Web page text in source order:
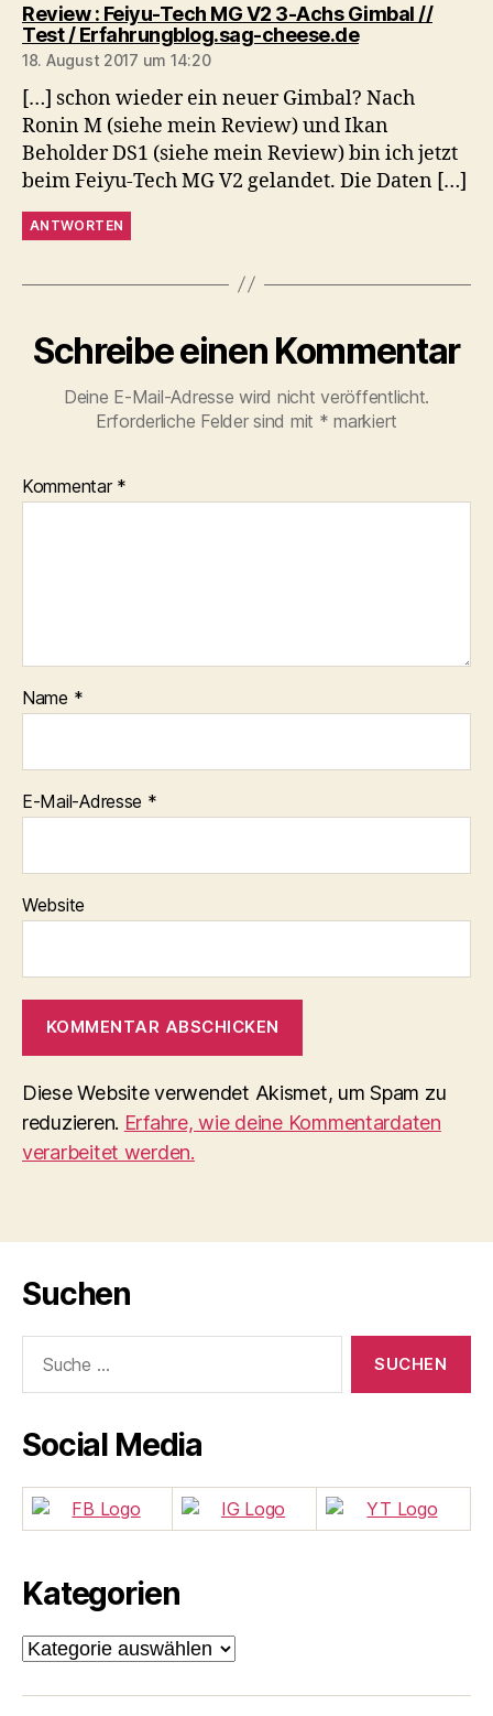
Review : Feiyu-Tech MG V2 3-Achs Gimbal //
Test / Erfahrungblog.sag-cheese.desagt:
18. August 2017 um 14:20
[…] schon wieder ein neuer Gimbal? Nach
Ronin M (siehe mein Review) und Ikan
Beholder DS1 (siehe mein Review) bin ich jetzt
beim Feiyu-Tech MG V2 gelandet. Die Daten […]
ANTWORTEN
Schreibe einen Kommentar
Deine E-Mail-Adresse wird nicht veröffentlicht.
Erforderliche Felder sind mit * markiert
Kommentar *
Name *
E-Mail-Adresse *
Website
Diese Website verwendet Akismet, um Spam zu
reduzieren. Erfahre, wie deine Kommentardaten
verarbeitet werden.
Suchen
nach:
Social Media
Kategorien
Kategorien